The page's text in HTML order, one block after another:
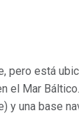
pero está
el Mar
y una base